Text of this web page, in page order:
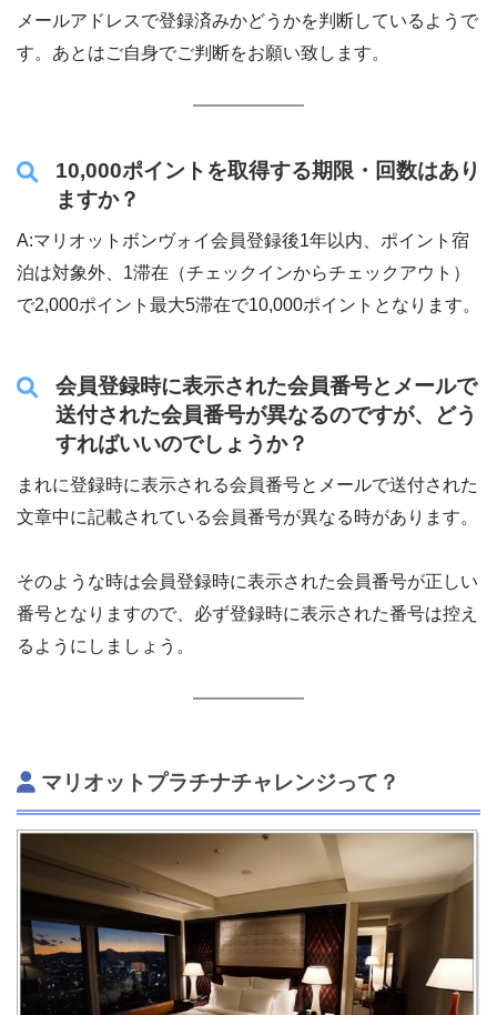
メールアドレスで登録済みかどうかを判断しているようで
す。あとはご自身でご判断をお願い致します。
10,000ポイントを取得する期限・回数はあり
ますか？
A:マリオットボンヴォイ会員登録後1年以内、ポイント宿
泊は対象外、1滞在（チェックインからチェックアウト）
で2,000ポイント最大5滞在で10,000ポイントとなります。
会員登録時に表示された会員番号とメールで
送付された会員番号が異なるのですが、どう
すればいいのでしょうか？
まれに登録時に表示される会員番号とメールで送付された
文章中に記載されている会員番号が異なる時があります。
そのような時は会員登録時に表示された会員番号が正しい
番号となりますので、必ず登録時に表示された番号は控え
るようにしましょう。
マリオットプラチナチャレンジって？